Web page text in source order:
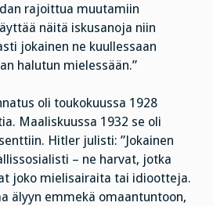
rajoittua muutamiin
näitä iskusanoja niin
jokainen ne kuullessaan
halutun mielessään.”
oli toukokuussa 1928
Maaliskuussa 1932 se oli
Hitler julisti: ”Jokainen
– ne harvat, jotka
joko mielisairaita tai idiootteja.
älyyn emmekä omaantuntoon,